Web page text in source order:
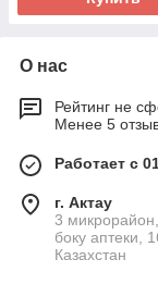
О нас
Рейтинг не
Менее 5
Работает с
г. Актау
3
боку аптеки,
Казахстан